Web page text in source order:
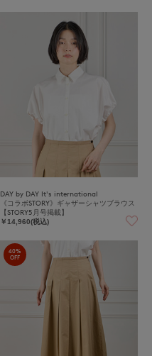
DAY by DAY It's international
《コラボSTORY》ギャザーシャツブラウス
【STORY5月号掲載】
￥14,960(税込)
40%
OFF